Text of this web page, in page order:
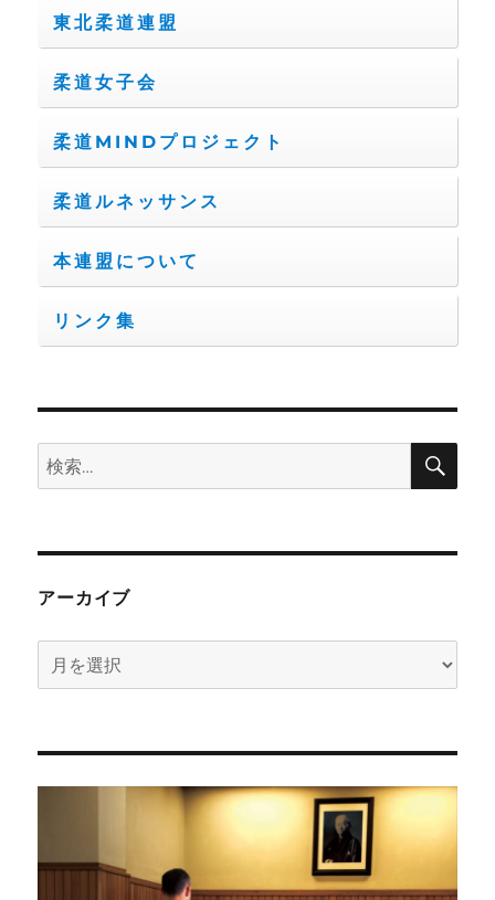
東北柔道連盟
柔道女子会
柔道MINDプロジェクト
柔道ルネッサンス
本連盟について
リンク集
検
索:
検
アーカイブ
ー
イ